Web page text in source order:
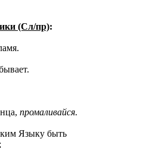
(Сл/пр):
промаливайся.
Языку быть